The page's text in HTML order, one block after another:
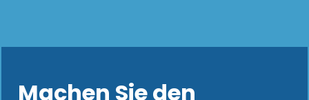
Machen Sie den